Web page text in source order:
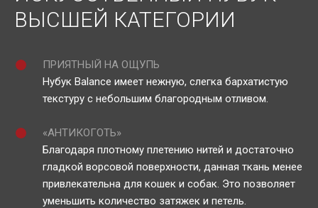
ВЫСШЕЙ КАТЕГОРИИ
ПРИЯТНЫЙ НА ОЩУПЬ
Нубук Balance имеет нежную, слегка бархатистую
текстуру с небольшим благородным отливом.
«АНТИКОГОТЬ»
Благодаря плотному плетению нитей и достаточно
гладкой ворсовой поверхности, данная ткань менее
привлекательна для кошек и собак. Это позволяет
уменьшить количество затяжек и петель.